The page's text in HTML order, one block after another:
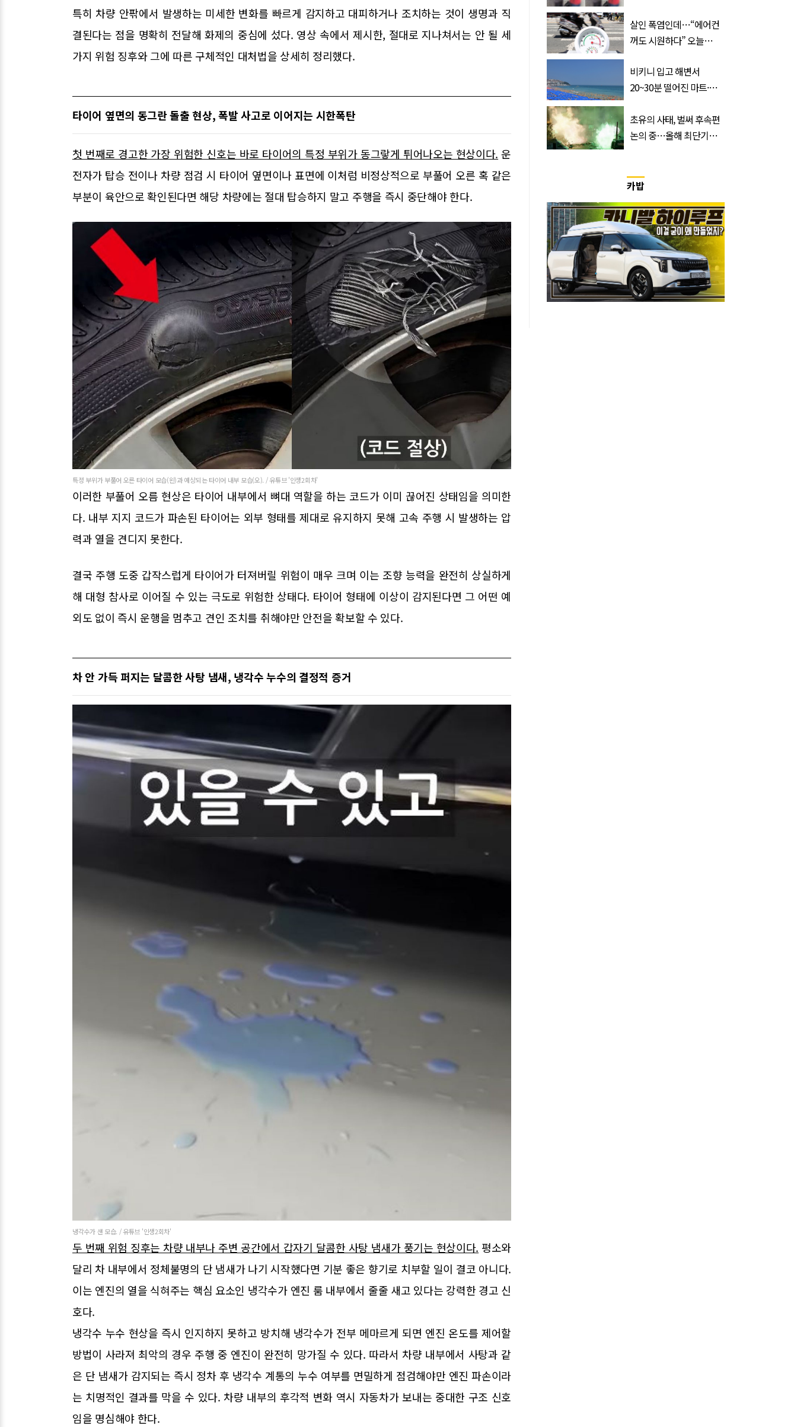
특히 차량 안팎에서 발생하는 미세한 변화를 빠르게 감지하고 대피하거나 조치하는 것이 생명과 직
결된다는 점을 명확히 전달해 화제의 중심에 섰다. 영상 속에서 제시한, 절대로 지나쳐서는 안 될 세
가지 위험 징후와 그에 따른 구체적인 대처법을 상세히 정리했다.
타이어 옆면의 동그란 돌출 현상, 폭발 사고로 이어지는 시한폭탄
첫 번째로 경고한 가장 위험한 신호는 바로 타이어의 특정 부위가 동그랗게 튀어나오는 현상이다. 운
전자가 탑승 전이나 차량 점검 시 타이어 옆면이나 표면에 이처럼 비정상적으로 부풀어 오른 혹 같은
부분이 육안으로 확인된다면 해당 차량에는 절대 탑승하지 말고 주행을 즉시 중단해야 한다.
특정 부위가 부풀어 오른 타이어 모습(왼)과 예상되는 타이어 내부 모습(오). / 유튜브 '인생2회차'
이러한 부풀어 오름 현상은 타이어 내부에서 뼈대 역할을 하는 코드가 이미 끊어진 상태임을 의미한
다. 내부 지지 코드가 파손된 타이어는 외부 형태를 제대로 유지하지 못해 고속 주행 시 발생하는 압
력과 열을 견디지 못한다.
결국 주행 도중 갑작스럽게 타이어가 터져버릴 위험이 매우 크며 이는 조향 능력을 완전히 상실하게
해 대형 참사로 이어질 수 있는 극도로 위험한 상태다. 타이어 형태에 이상이 감지된다면 그 어떤 예
외도 없이 즉시 운행을 멈추고 견인 조치를 취해야만 안전을 확보할 수 있다.
차 안 가득 퍼지는 달콤한 사탕 냄새, 냉각수 누수의 결정적 증거
냉각수가 샌 모습. / 유튜브 '인생2회차'
두 번째 위험 징후는 차량 내부나 주변 공간에서 갑자기 달콤한 사탕 냄새가 풍기는 현상이다. 평소와
달리 차 내부에서 정체불명의 단 냄새가 나기 시작했다면 기분 좋은 향기로 치부할 일이 결코 아니다.
이는 엔진의 열을 식혀주는 핵심 요소인 냉각수가 엔진 룸 내부에서 줄줄 새고 있다는 강력한 경고 신
호다.
냉각수 누수 현상을 즉시 인지하지 못하고 방치해 냉각수가 전부 메마르게 되면 엔진 온도를 제어할
방법이 사라져 최악의 경우 주행 중 엔진이 완전히 망가질 수 있다. 따라서 차량 내부에서 사탕과 같
은 단 냄새가 감지되는 즉시 정차 후 냉각수 계통의 누수 여부를 면밀하게 점검해야만 엔진 파손이라
는 치명적인 결과를 막을 수 있다. 차량 내부의 후각적 변화 역시 자동차가 보내는 중대한 구조 신호
임을 명심해야 한다.
살인 폭염인데…“에어컨
꺼도 시원하다” 오늘
비키니 입고 해변서
20~30분 떨어진 마트·주
속출, 반응 폭발
초유의 사태, 벌써 후속편
논의 중…올해 최단기간
카밥